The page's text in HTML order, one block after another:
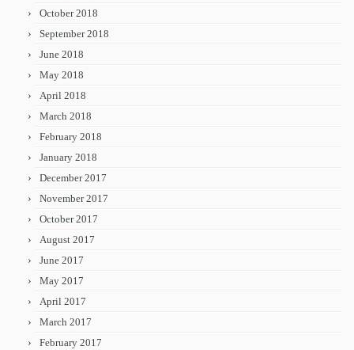
October 2018
September 2018
June 2018
May 2018
April 2018
March 2018
February 2018
January 2018
December 2017
November 2017
October 2017
August 2017
June 2017
May 2017
April 2017
March 2017
February 2017